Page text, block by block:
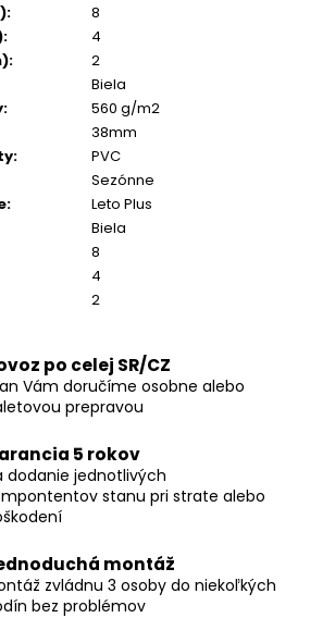
:
8
:
4
:
2
Biela
:
560 g/m2
38mm
:
PVC
Sezónne
:
Leto Plus
Biela
8
4
2
po celej SR/CZ
Vám doručíme osobne alebo
prepravou
5 rokov
dodanie jednotlivých
stanu pri strate alebo
montáž
zvládnu 3 osoby do niekoľkých
bez problémov